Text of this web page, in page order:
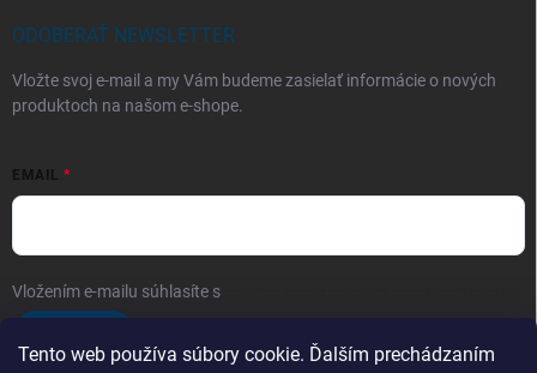
Tento web používa súbory cookie. Ďalším prechádzaním
ODOBERAŤ NEWSLETTER
Vložte svoj e-mail a my Vám budeme zasielať informácie o nových
produktoch na našom e-shope.
EMAIL
Vložením e-mailu súhlasíte s